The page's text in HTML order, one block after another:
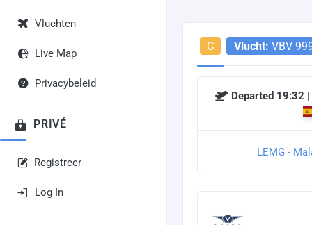
Vluchten
Live Map
Privacybeleid
PRIVÉ
Registreer
Log In
C Vlucht: VBV
Departed 19:32
LEMG -